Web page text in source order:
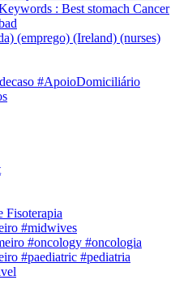
: Best stomach Cancer
(emprego) (Ireland) (nurses)
#ApoioDomiciliário
Fisoterapia
#midwives
#oncology #oncologia
#paediatric #pediatria